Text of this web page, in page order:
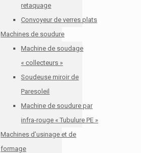
retaquage
Convoyeur de verres plats
Machines de soudure
Machine de soudage
« collecteurs »
Soudeuse miroir de
Paresoleil
Machine de soudure par
infra-rouge « Tubulure PE »
Machines d’usinage et de
formage